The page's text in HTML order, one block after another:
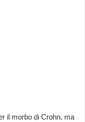
il morbo di Crohn, ma